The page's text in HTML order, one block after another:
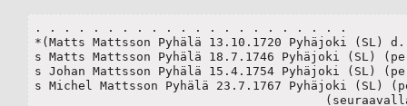
. . . . . . . . . . . . . . . . . . . . . .
*(Matts Mattsson Pyhälä 13.10.1720 Pyhäjoki (SL)
s Matts Mattsson Pyhälä 18.7.1746 Pyhäjoki (SL)
s Johan Mattsson Pyhälä 15.4.1754 Pyhäjoki (SL)
s Michel Mattsson Pyhälä 23.7.1767 Pyhäjoki (SL)